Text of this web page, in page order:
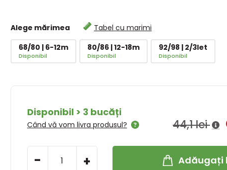
Alege mărimea
Tabel cu marimi
68/80 | 6-12m
Disponibil
80/86 | 12-18m
Disponibil
92/98 | 2/3let
Disponibil
Disponibil > 3 bucăți
Când vă vom livra produsul? 44,1 lei
- + Adăugați